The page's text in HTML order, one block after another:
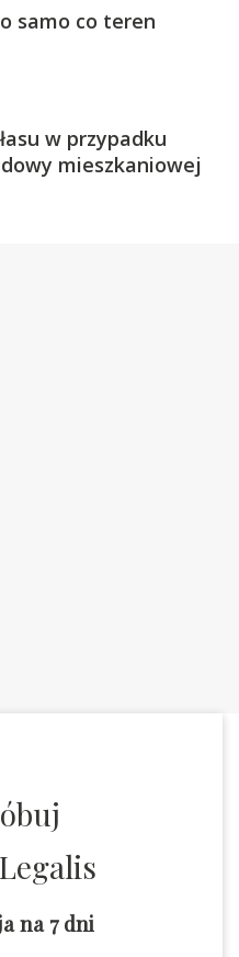
samo co teren
w przypadku
mieszkaniowej
na 7 dni